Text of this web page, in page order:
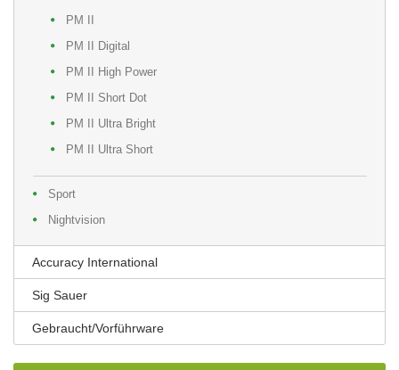
PM II
PM II Digital
PM II High Power
PM II Short Dot
PM II Ultra Bright
PM II Ultra Short
Sport
Nightvision
Accuracy International
Sig Sauer
Gebraucht/Vorführware